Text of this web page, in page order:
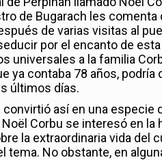
de Bugarach les
de varias visitas al
por el encanto de
universales a la familia
ya contaba 78 años,
últimos días.
convirtió así en una especie
Noël Corbu se interesó en
la extraordinaria vida del
tema. No obstante, en